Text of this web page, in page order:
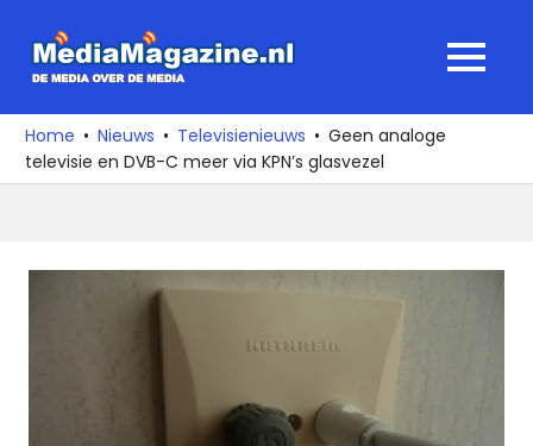
naar
media
over
de
MENU
Home Nieuws Televisienieuws
Geen analoge
televisie en DVB-C meer via KPN’s glasvezel